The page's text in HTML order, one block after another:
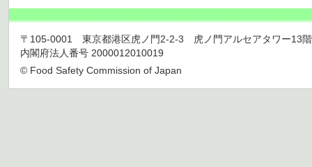
〒105-0001 東京都港区虎ノ門2-2-3 虎ノ門アルセアタワー13
内閣府法人番号 2000012010019
© Food Safety Commission of Japan